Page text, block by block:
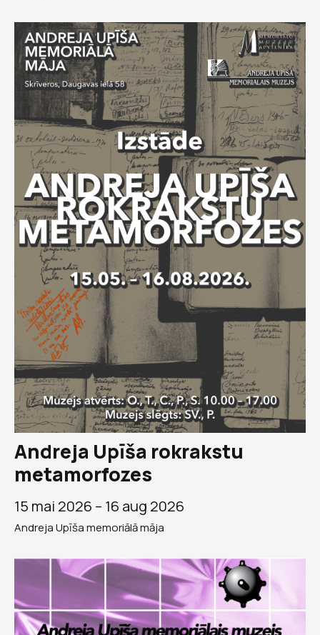
Andreja Upīša rokrakstu
metamorfozes
15 mai 2026 – 16 aug 2026
Andreja Upīša memoriālā māja